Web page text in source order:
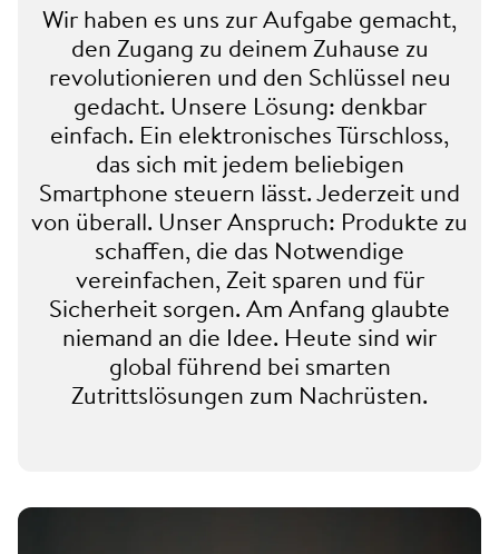
Wir haben es uns zur Aufgabe gemacht,
den Zugang zu deinem Zuhause zu
revolutionieren und den Schlüssel neu
gedacht. Unsere Lösung: denkbar
einfach. Ein elektronisches Türschloss,
das sich mit jedem beliebigen
Smartphone steuern lässt. Jederzeit und
von überall. Unser Anspruch: Produkte zu
schaffen, die das Notwendige
vereinfachen, Zeit sparen und für
Sicherheit sorgen. Am Anfang glaubte
niemand an die Idee. Heute sind wir
global führend bei smarten
Zutrittslösungen zum Nachrüsten.